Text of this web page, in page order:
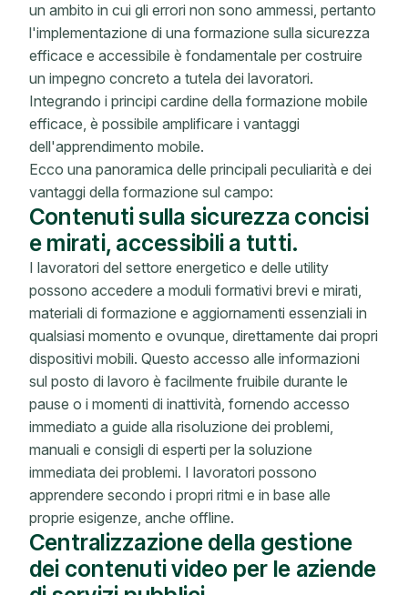
un ambito in cui gli errori non sono ammessi, pertanto
l'implementazione di una formazione sulla sicurezza
efficace e accessibile è fondamentale per costruire
un impegno concreto a tutela dei lavoratori.
Integrando i principi cardine della formazione mobile
efficace, è possibile amplificare i vantaggi
dell'apprendimento mobile.
Ecco una panoramica delle principali peculiarità e dei
vantaggi della formazione sul campo:
Contenuti sulla sicurezza concisi
e mirati, accessibili a tutti.
I lavoratori del settore energetico e delle utility
possono accedere a moduli formativi brevi e mirati,
materiali di formazione e aggiornamenti essenziali in
qualsiasi momento e ovunque, direttamente dai propri
dispositivi mobili. Questo accesso alle informazioni
sul posto di lavoro è facilmente fruibile durante le
pause o i momenti di inattività, fornendo accesso
immediato a guide alla risoluzione dei problemi,
manuali e consigli di esperti per la soluzione
immediata dei problemi. I lavoratori possono
apprendere secondo i propri ritmi e in base alle
proprie esigenze, anche offline.
Centralizzazione della gestione
dei contenuti video per le aziende